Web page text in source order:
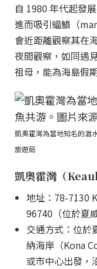
自 1980 年代起發
進而吸引蝠鱝（
會近距離觀察其在
夜間觀察，如同遇
祖母，能為海島假
凱奧霍灣為當地知名的潛
旅遊局
凱奧霍灣（
地址：78-7130
96740（位於夏
交通方式：位於
納海岸（Kona
或市中心出發，